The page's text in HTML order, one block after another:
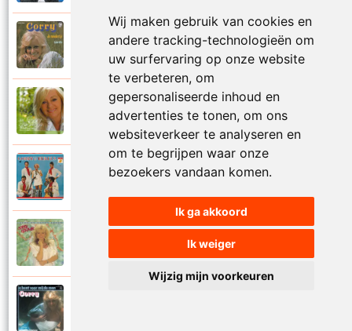
Wij maken gebruik van cookies en
andere tracking-technologieën om
uw surfervaring op onze website
te verbeteren, om
gepersonaliseerde inhoud en
advertenties te tonen, om ons
websiteverkeer te analyseren en
om te begrijpen waar onze
bezoekers vandaan komen.
Ik ga akkoord
Ik weiger
Wijzig mijn voorkeuren
Corry Konings
Je moedertje
Corry Konings
Corry en De Rekels
Corry Konings